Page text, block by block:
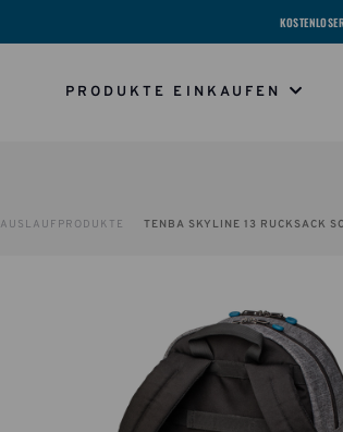
PRODUKTE EINKAUFEN
AUSLAUFPRODUKTE TENBA SKYLINE 13 RUCKSACK